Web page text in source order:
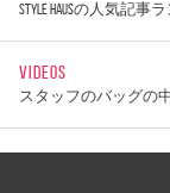
STYLE HAUSの人気記事
VIDEOS
スタッフのバッグの